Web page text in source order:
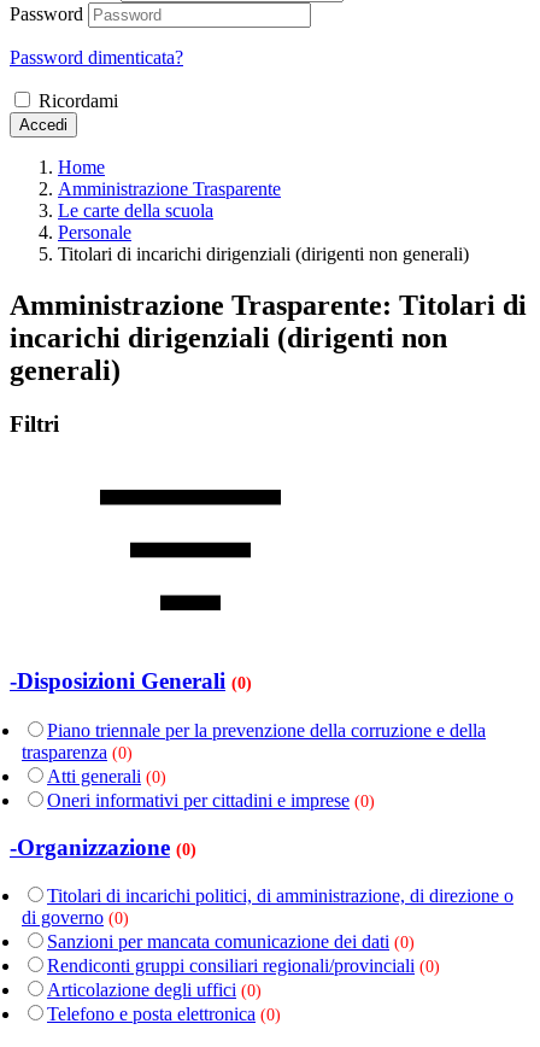
Password
Password dimenticata?
Ricordami
Accedi
Home
Amministrazione Trasparente
Le carte della scuola
Personale
Titolari di incarichi dirigenziali (dirigenti non generali)
Amministrazione Trasparente: Titolari di
incarichi dirigenziali (dirigenti non
generali)
Filtri
-Disposizioni Generali (0)
Piano triennale per la prevenzione della corruzione e della
trasparenza (0)
Atti generali (0)
Oneri informativi per cittadini e imprese (0)
-Organizzazione (0)
Titolari di incarichi politici, di amministrazione, di direzione o
di governo (0)
Sanzioni per mancata comunicazione dei dati (0)
Rendiconti gruppi consiliari regionali/provinciali (0)
Articolazione degli uffici (0)
Telefono e posta elettronica (0)